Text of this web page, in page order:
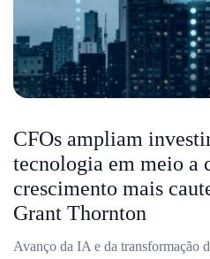
CFOs ampliam
tecnologia em meio a
crescimento mais
Grant Thornton
Avanço da IA e da transformação